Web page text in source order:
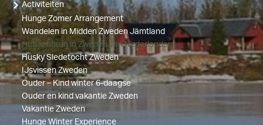
Activiteiten
Hunge Zomer Arrangement
Wandelen in Midden Zweden Jämtland
Huisje huren in Zweden van Nederlanders
Husky Sledetocht Zweden
IJsvissen Zweden
Ouder – Kind winter 6-daagse
Ouder en kind vakantie Zweden
Vakantie Zweden
Hunge Winter Experience